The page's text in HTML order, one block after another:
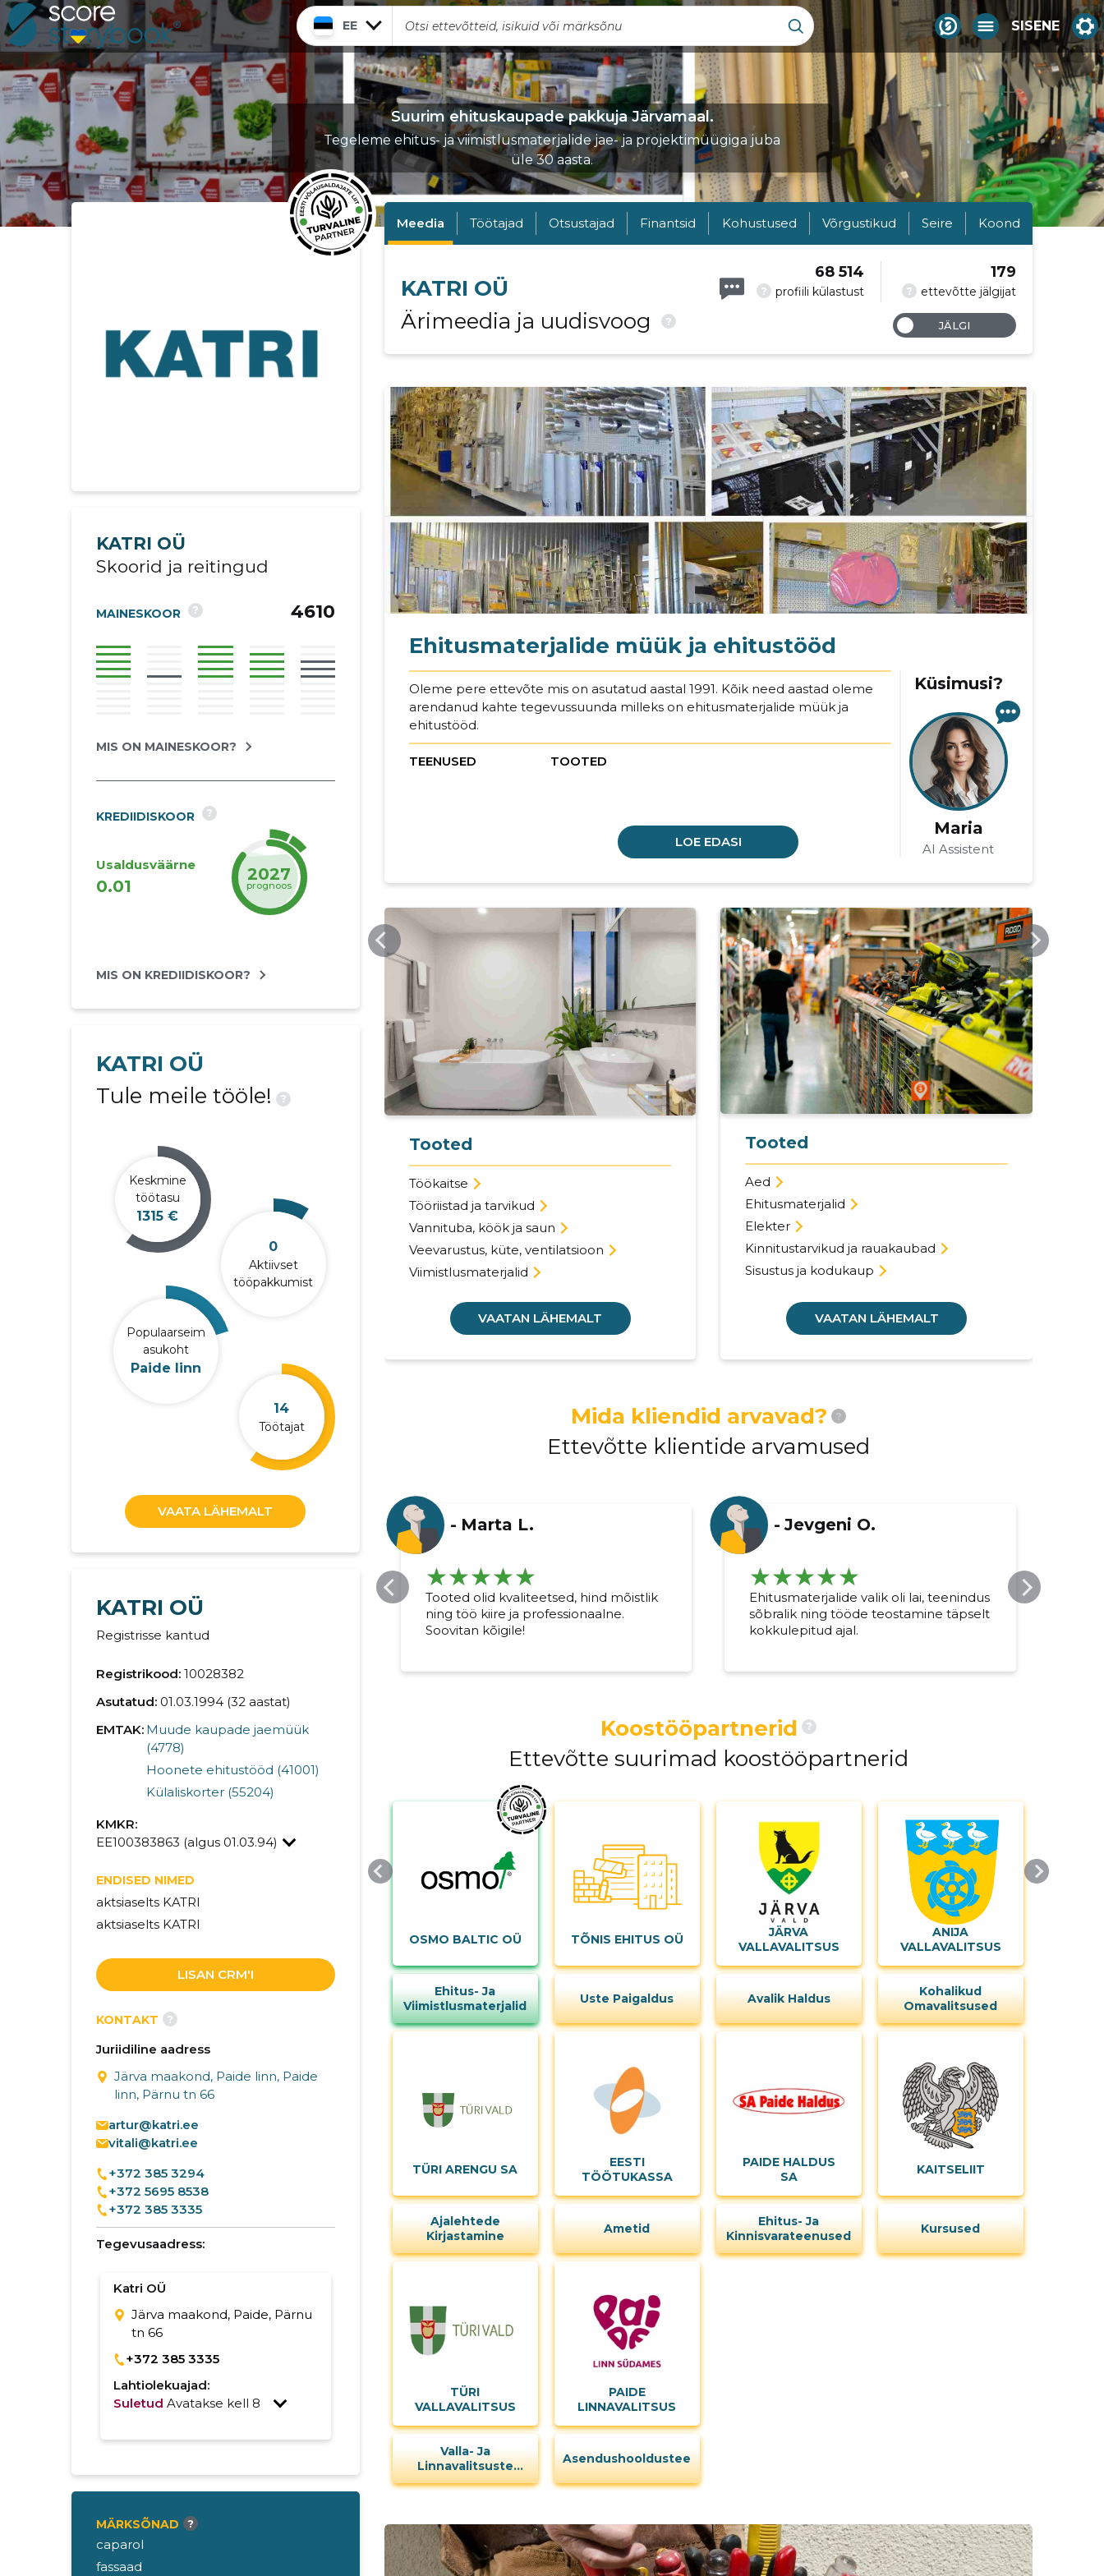
EE SISENE
Suurim ehituskaupade pakkuja Järvamaal.
Tegeleme ehitus- ja viimistlusmaterjalide jae- ja projektimüügiga juba
üle 30 aasta.
KATRI OÜ
Skoorid ja reitingud
MAINESKOOR ? 4610
MIS ON MAINESKOOR?
KREDIIDISKOOR ?
Usaldusväärne
0.01
2027
prognoos
MIS ON KREDIIDISKOOR?
KATRI OÜ
Tule meile tööle!
?
Keskmine
töötasu
1315 €
0
Aktiivset
tööpakkumist
Populaarseim
asukoht
Paide linn
14
Töötajat
VAATA LÄHEMALT
KATRI OÜ
Registrisse kantud
Registrikood: 10028382
Asutatud: 01.03.1994 (32 aastat)
EMTAK: Muude kaupade jaemüük
(4778)
Hoonete ehitustööd (41001)
Külaliskorter (55204)
KMKR:
EE100383863 (algus 01.03.94)
ENDISED NIMED
aktsiaselts KATRI
aktsiaselts KATRI
LISAN CRM'I
KONTAKT ?
Juriidiline aadress
Järva maakond, Paide linn, Paide
linn, Pärnu tn 66
artur@katri.ee
vitali@katri.ee
+372 385 3294
+372 5695 8538
+372 385 3335
Tegevusaadress:
Katri OÜ
Järva maakond, Paide, Pärnu
tn 66
+372 385 3335
Lahtiolekuajad:
Suletud Avatakse kell 8
MÄRKSÕNAD ?
caparol
fassaad
Meedia Töötajad Otsustajad Finantsid Kohustused Võrgustikud Seire Koond
KATRI OÜ
Ärimeedia ja uudisvoog
?
? profiili külastust
68 514
? ettevõtte jälgijat
179
JÄLGI
Ehitusmaterjalide müük ja ehitustööd
Oleme pere ettevõte mis on asutatud aastal 1991. Kõik need aastad oleme
arendanud kahte tegevussuunda milleks on ehitusmaterjalide müük ja
ehitustööd.
TEENUSED TOOTED
LOE EDASI
Küsimusi?
Maria
AI Assistent
Tooted
Töökaitse
Tööriistad ja tarvikud
Vannituba, köök ja saun
Veevarustus, küte, ventilatsioon
Viimistlusmaterjalid
VAATAN LÄHEMALT
KATRI.EE
Tooted
Aed
Ehitusmaterjalid
Elekter
Kinnitustarvikud ja rauakaubad
Sisustus ja kodukaup
VAATAN LÄHEMALT
Mida kliendid arvavad? ?
Ettevõtte klientide arvamused
- Marta L.
Tooted olid kvaliteetsed, hind mõistlik
ning töö kiire ja professionaalne.
Soovitan kõigile!
- Jevgeni O.
Ehitusmaterjalide valik oli lai, teenindus
sõbralik ning tööde teostamine täpselt
kokkulepitud ajal.
Koostööpartnerid ?
Ettevõtte suurimad koostööpartnerid
OSMO BALTIC OÜ
Ehitus- Ja
Viimistlusmaterjalid
TÕNIS EHITUS OÜ
Uste Paigaldus
JÄRVA
VALLAVALITSUS
Avalik Haldus
ANIJA
VALLAVALITSUS
Kohalikud
Omavalitsused
TÜRI ARENGU SA
Ajalehtede
Kirjastamine
EESTI
TÖÖTUKASSA
Ametid
PAIDE HALDUS
SA
Ehitus- Ja
Kinnisvarateenused
KAITSELIIT
Kursused
TÜRI
VALLAVALITSUS
Valla- Ja
Linnavalitsuste
Tegevus
PAIDE
LINNAVALITSUS
Asendushooldusteenus
Sinu nimi
Muuda pildi kirjeldust